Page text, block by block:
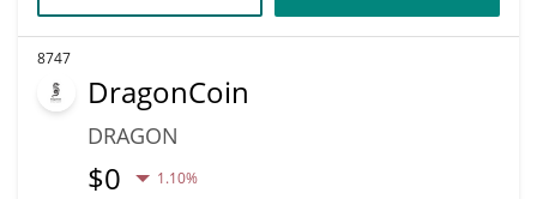
8747
DragonCoin
DRAGON
$0 1.10%